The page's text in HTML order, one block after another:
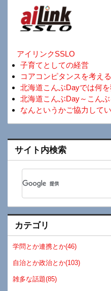
アイリンクSSLO
子育てとしての経営
コアコンピタンスを考える
北海道こんぶDayでは何を
北海道こんぶDay～こん
なんというかご協力して
サイト内検索
カテゴリ
学問とか連携とか(46)
自治とか政治とか(103)
雑多な話題(85)